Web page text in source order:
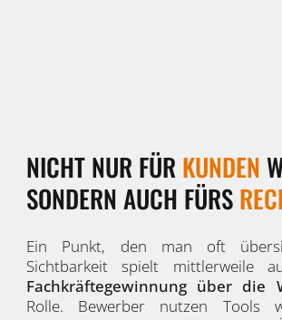
NICHT NUR FÜR KUNDEN
SONDERN AUCH FÜRS
Ein Punkt, den man oft
Sichtbarkeit spielt mittlerweile
Fachkräftegewinnung über die
Rolle. Bewerber nutzen Tools